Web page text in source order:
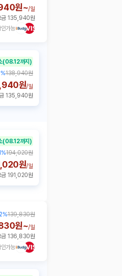
가능
원~/일
금 135,940원
(08.12까지)
%138,940원
원/일
135,940원
(08.12까지)
%194,020원
원/일
금 191,020원
가능
2%139,830원
원~/일
금 136,830원